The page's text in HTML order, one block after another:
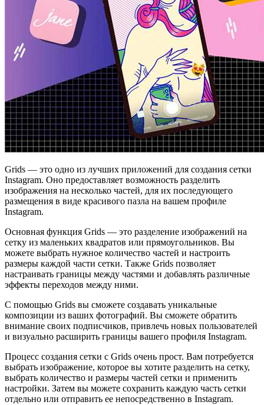
Grids — это одно из лучших приложений для создания сетки
Instagram. Оно предоставляет возможность разделить
изображения на несколько частей, для их последующего
размещения в виде красивого пазла на вашем профиле
Instagram.
Основная функция Grids — это разделение изображений на
сетку из маленьких квадратов или прямоугольников. Вы
можете выбрать нужное количество частей и настроить
размеры каждой части сетки. Также Grids позволяет
настраивать границы между частями и добавлять различные
эффекты переходов между ними.
С помощью Grids вы сможете создавать уникальные
композиции из ваших фотографий. Вы сможете обратить
внимание своих подписчиков, привлечь новых пользователей
и визуально расширить границы вашего профиля Instagram.
Процесс создания сетки с Grids очень прост. Вам потребуется
выбрать изображение, которое вы хотите разделить на сетку,
выбрать количество и размеры частей сетки и применить
настройки. Затем вы можете сохранить каждую часть сетки
отдельно или отправить ее непосредственно в Instagram.